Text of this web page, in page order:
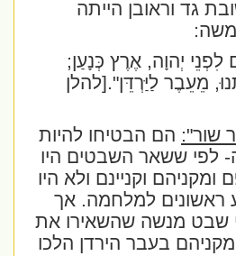
גד וראובן הייתה
יְהוָה, אֶרֶץ כְּנָעַן;
מֵעֵבֶר לַיַּרְדֵּן".[להלן
שור":הם הבטיחו להיות
לפי ששאר השבטים היו
וקניינם ולא היו
ראשונים למלחמה. אך
שבט מנשה שהשאירו את
בעבר הירדן הלכו